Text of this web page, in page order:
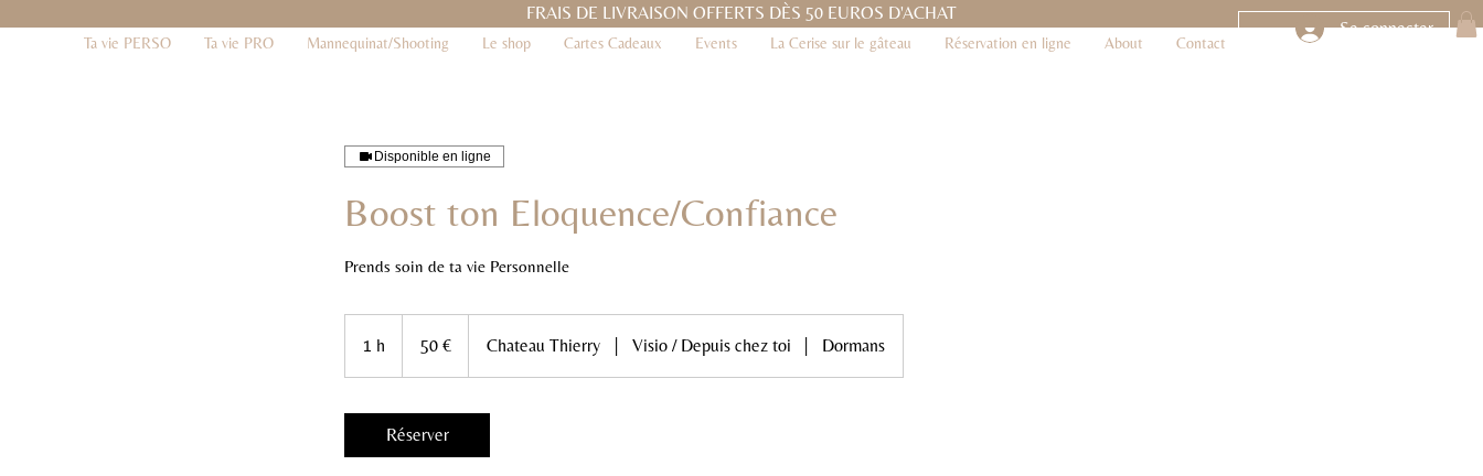
Ta vie PERSO Ta vie PRO Mannequinat/Shooting Le shop Cartes Cadeaux Events La Cerise sur le gâteau Réservation en ligne About Contact
Se connecter
FRAIS DE LIVRAISON OFFERTS DÈS 50 EUROS D'ACHAT
Disponible en ligne
Boost ton Eloquence/Confiance
Prends soin de ta vie Personnelle
1 h 50 € Chateau Thierry Visio / Depuis chez toi Dormans
Réserver